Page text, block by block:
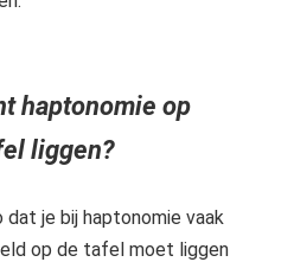
haptonomie op
liggen?
dat je bij haptonomie vaak
op de tafel moet liggen